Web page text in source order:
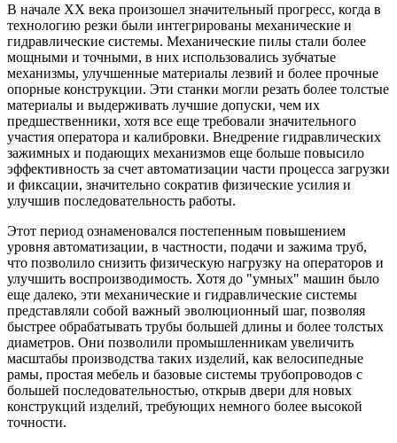
В начале XX века произошел значительный прогресс, когда в
технологию резки были интегрированы механические и
гидравлические системы. Механические пилы стали более
мощными и точными, в них использовались зубчатые
механизмы, улучшенные материалы лезвий и более прочные
опорные конструкции. Эти станки могли резать более толстые
материалы и выдерживать лучшие допуски, чем их
предшественники, хотя все еще требовали значительного
участия оператора и калибровки. Внедрение гидравлических
зажимных и подающих механизмов еще больше повысило
эффективность за счет автоматизации части процесса загрузки
и фиксации, значительно сократив физические усилия и
улучшив последовательность работы.
Этот период ознаменовался постепенным повышением
уровня автоматизации, в частности, подачи и зажима труб,
что позволило снизить физическую нагрузку на операторов и
улучшить воспроизводимость. Хотя до "умных" машин было
еще далеко, эти механические и гидравлические системы
представляли собой важный эволюционный шаг, позволяя
быстрее обрабатывать трубы большей длины и более толстых
диаметров. Они позволили промышленникам увеличить
масштабы производства таких изделий, как велосипедные
рамы, простая мебель и базовые системы трубопроводов с
большей последовательностью, открыв двери для новых
конструкций изделий, требующих немного более высокой
точности.